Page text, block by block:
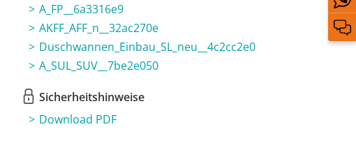
A_FP__6a3316e9
AKFF_AFF_n__32ac270e
Duschwannen_Einbau_SL_neu__4c2cc2e0
A_SUL_SUV__7be2e050
Sicherheitshinweise
Download PDF